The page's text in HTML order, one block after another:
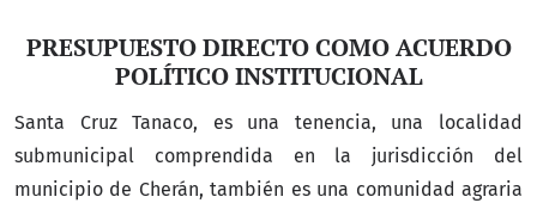
PRESUPUESTO DIRECTO COMO ACUERDO
POLÍTICO INSTITUCIONAL
Santa Cruz Tanaco, es una tenencia, una localidad
submunicipal comprendida en la jurisdicción del
municipio de Cherán, también es una comunidad agraria